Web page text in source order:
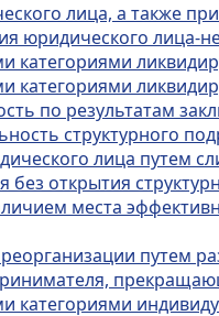
лица, а также
юридического лица-
категориями
категориями
по результатам
структурного
лица путем
открытия
места
путем
категориями